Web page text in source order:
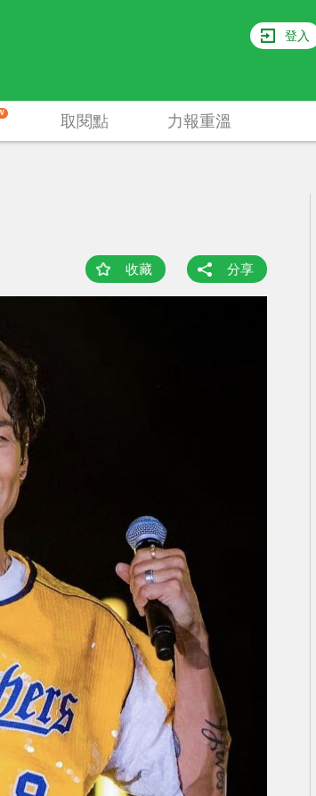
登入
取閱點 力報重溫
收藏 分享